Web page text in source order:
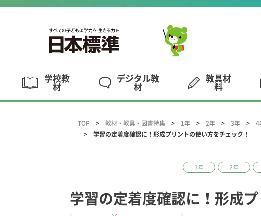
学校教
材
デジタル教
材
教具材
料
TOP 教材・教具・図書特集 1年 2年 3年 4
学習の定着度確認に！形成プリントの使い方をチェック！
学習の定着度確認に！形成
1年 2年